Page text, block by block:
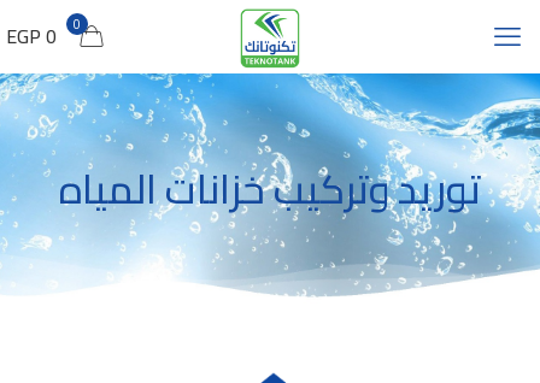
0
0 EGP
توريد وتركيب خزانات المياه